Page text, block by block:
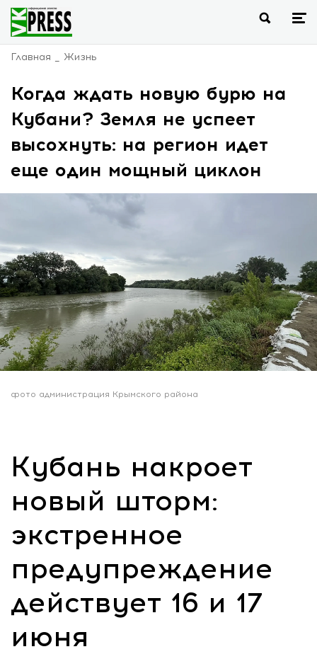
Главная Жизнь
Когда ждать новую бурю на
Кубани? Земля не успеет
высохнуть: на регион идет
еще один мощный циклон
фото администрация Крымского района
Кубань накроет
новый шторм:
экстренное
предупреждение
действует 16 и 17
июня